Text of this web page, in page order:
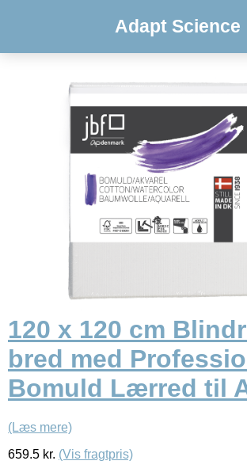
Adapt Science
120 x 120 cm
bred med
Bomuld Lærred til
(Læs mere)
659.5 kr. (Vis fragtpris)